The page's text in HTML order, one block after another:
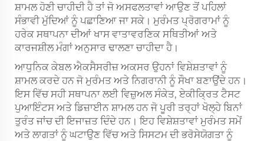
ਸ਼ਾਮਲ ਹੋਣੀ ਚਾਹੀਦੀ ਹੈ ਤਾਂ ਜੋ ਅਸਫਲਤਾਵਾਂ ਆਉਣ ਤੋਂ ਪਹਿਲਾਂ
ਸੰਭਾਵੀ ਮੁੱਦਿਆਂ ਨੂੰ ਪਛਾਣਿਆ ਜਾ ਸਕੇ। ਮੁਰੰਮਤ ਪ੍ਰੋਗਰਾਮਾਂ ਨੂੰ
ਹਰੇਕ ਸਥਾਪਨਾ ਦੀਆਂ ਖਾਸ ਵਾਤਾਵਰਣਿਕ ਸਥਿਤੀਆਂ ਅਤੇ
ਕਾਰਜਸ਼ੀਲ ਮੰਗਾਂ ਅਨੁਸਾਰ ਢਾਲਣਾ ਚਾਹੀਦਾ ਹੈ।
ਆਧੁਨਿਕ ਕੇਬਲ ਐਕਸੈਸਰੀਜ਼ ਅਕਸਰ ਉਹਨਾਂ ਵਿਸ਼ੇਸ਼ਤਾਵਾਂ ਨੂੰ
ਸ਼ਾਮਲ ਕਰਦੇ ਹਨ ਜੋ ਮੁਰੰਮਤ ਅਤੇ ਨਿਗਰਾਨੀ ਨੂੰ ਸੌਖਾ ਬਣਾਉਂਦੇ ਹਨ।
ਇਸ ਵਿੱਚ ਸਹੀ ਸਥਾਪਨਾ ਲਈ ਵਿਜ਼ੁਅਲ ਸੰਕੇਤ, ਏਕੀਕ੍ਰਿਤ ਟੈਸਟ
ਪੁਆਇੰਟਸ ਅਤੇ ਡਿਜ਼ਾਈਨ ਸ਼ਾਮਲ ਹਨ ਜੋ ਪੂਰੀ ਤਰ੍ਹਾਂ ਖੋਲ੍ਹੇ ਬਿਨਾਂ
ਤੁਰੰਤ ਜਾਂਚ ਦੀ ਇਜਾਜ਼ਤ ਦਿੰਦੇ ਹਨ। ਇਹ ਵਿਸ਼ੇਸ਼ਤਾਵਾਂ ਮੁਰੰਮਤ ਸਮੇਂ
ਅਤੇ ਲਾਗਤਾਂ ਨੂੰ ਘਟਾਉਣ ਵਿੱਚ ਅਤੇ ਸਿਸਟਮ ਦੀ ਭਰੋਸੇਯੋਗਤਾ ਨੂੰ